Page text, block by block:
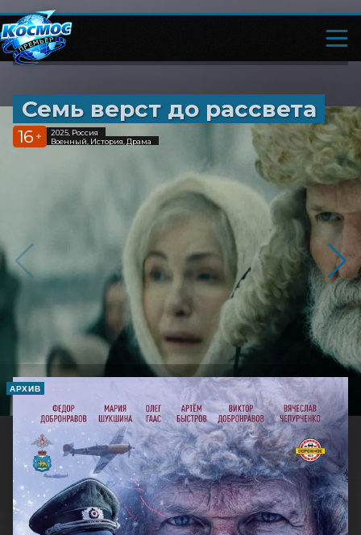
Семь верст до рассвета
16 +
2025, Россия
Военный, История, Драма
АРХИВ